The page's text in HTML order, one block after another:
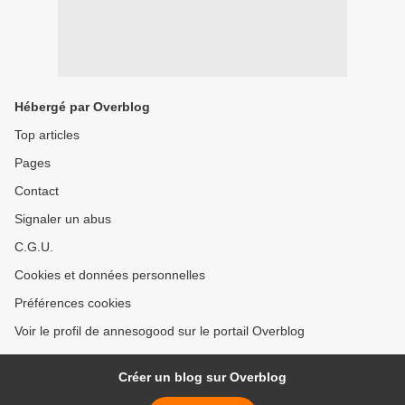
Hébergé par Overblog
Top articles
Pages
Contact
Signaler un abus
C.G.U.
Cookies et données personnelles
Préférences cookies
Voir le profil de annesogood sur le portail Overblog
Créer un blog sur Overblog